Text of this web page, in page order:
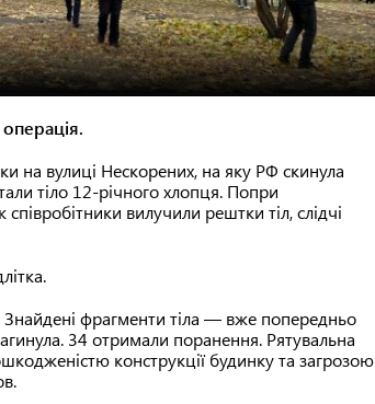
на вулиці Нескорених, на яку РФ скинула
тіло 12-річного хлопця. Попри
вилучили рештки тіл, слідчі
фрагменти тіла — вже попередньо
34 отримали поранення. Рятувальна
конструкції будинку та загрозою